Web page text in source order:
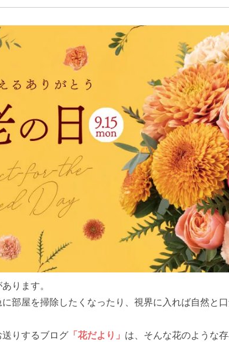
ります。
部屋を掃除したくなったり、視界に入れば自然と
送りするブログ 「花だより」 は、そんな花のような